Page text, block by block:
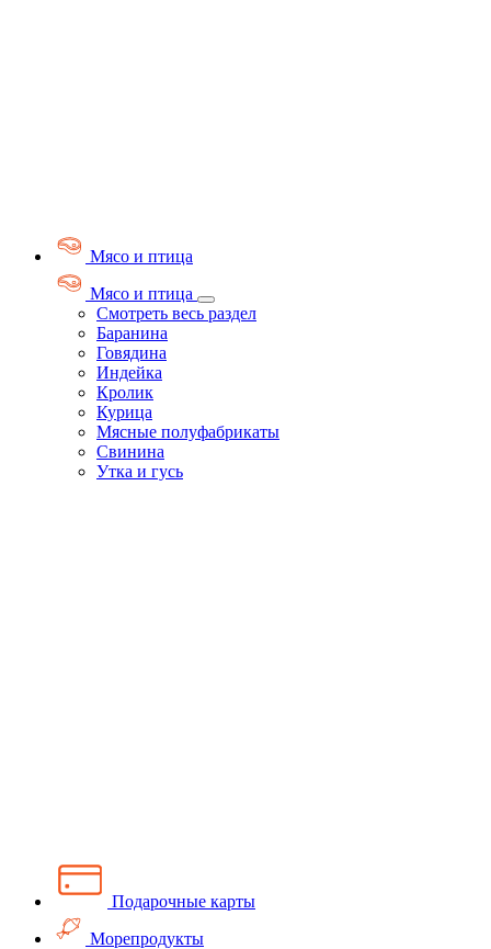
Мясо и птица
Мясо и птица
Смотреть весь раздел
Баранина
Говядина
Индейка
Кролик
Курица
Мясные полуфабрикаты
Свинина
Утка и гусь
Подарочные карты
Морепродукты